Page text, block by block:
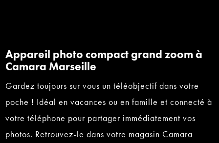
Appareil photo compact grand zoom à
Camara Marseille
Gardez toujours sur vous un téléobjectif dans votre
poche ! Idéal en vacances ou en famille et connecté à
votre téléphone pour partager immédiatement vos
photos. Retrouvez-le dans votre magasin Camara